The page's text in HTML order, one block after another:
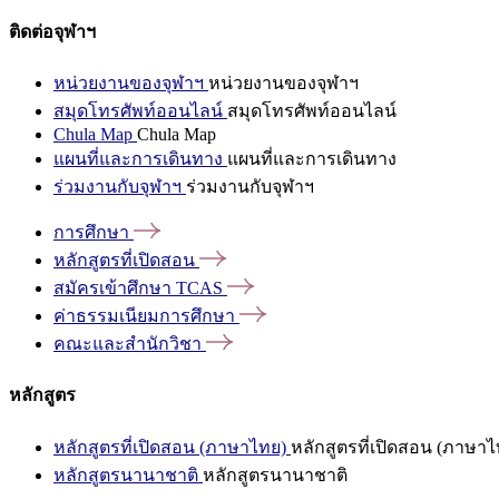
ติดต่อจุฬาฯ
หน่วยงานของจุฬาฯ หน่วยงานของจุฬาฯ
สมุดโทรศัพท์ออนไลน์ สมุดโทรศัพท์ออนไลน์
Chula Map Chula Map
แผนที่และการเดินทาง แผนที่และการเดินทาง
ร่วมงานกับจุฬาฯ ร่วมงานกับจุฬาฯ
การศึกษา
หลักสูตรที่เปิดสอน
สมัครเข้าศึกษา TCAS
ค่าธรรมเนียมการศึกษา
คณะและสำนักวิชา
หลักสูตร
หลักสูตรที่เปิดสอน (ภาษาไทย) หลักสูตรที่เปิดสอน (ภาษาไ
หลักสูตรนานาชาติ หลักสูตรนานาชาติ